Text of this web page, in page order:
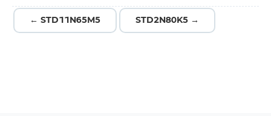
← STD11N65M5 STD2N80K5 →